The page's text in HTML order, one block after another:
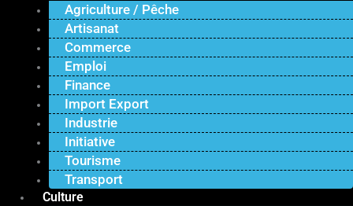
Agriculture / Pêche
Artisanat
Commerce
Emploi
Finance
Import Export
Industrie
Initiative
Tourisme
Transport
Culture